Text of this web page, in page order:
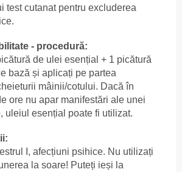
test cutanat pentru excluderea
- procedură:
de ulei esențial + 1 picătură
bază și aplicați pe partea
mâinii/cotului. Dacă în
ore nu apar manifestări ale unei
uleiul esențial poate fi utilizat.
I, afecțiuni psihice. Nu utilizați
la soare! Puteți ieși la